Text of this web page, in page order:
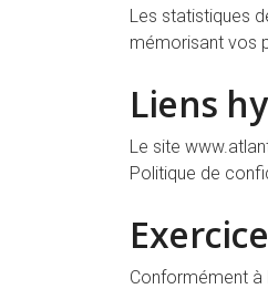
Les statistiques
mémorisant vos
Liens
Le site
Politique de
Conformément à